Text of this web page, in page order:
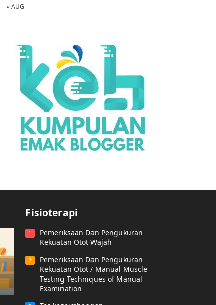
« AUG
Fisioterapi
1
Pemeriksaan Dan Pengukuran
Kekuatan Otot Wajah
2
Pemeriksaan Dan Pengukuran
Kekuatan Otot / Manual Muscle
Testing Techniques of Manual
Examination